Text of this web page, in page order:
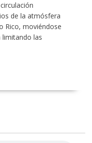
de la atmósfera
Rico, moviéndose
las